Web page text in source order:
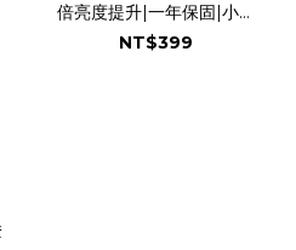
倍亮度提升|一年保固|小體
積高亮度|18+1芯
NT$399